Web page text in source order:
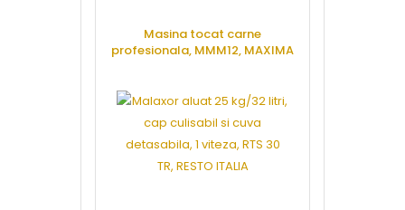
Masina tocat carne
profesionala, MMM12, MAXIMA